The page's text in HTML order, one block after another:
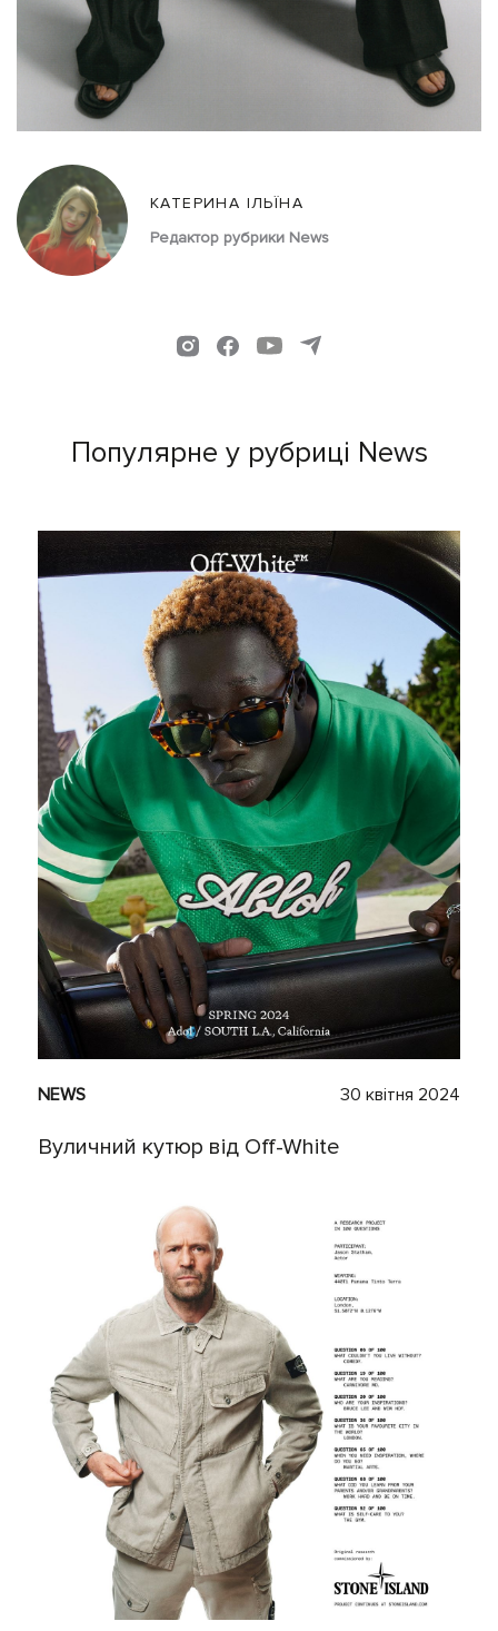
КАТЕРИНА ІЛЬЇНА
Редактор рубрики News
Популярне у рубриці News
NEWS 30 квітня 2024
Вуличний кутюр від Off-White